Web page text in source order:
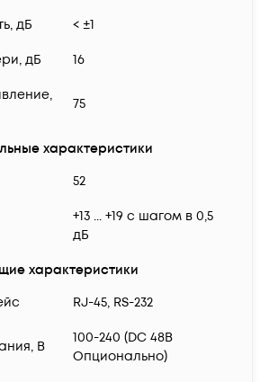
дБ < ±1
дБ 16
75
характеристики
52
+13 ... +19 с шагом в 0,5
дБ
характеристики
RJ-45, RS-232
В
100-240 (DC 48В
Опционально)